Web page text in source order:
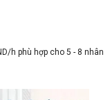
h phù hợp cho 5 - 8 nhân